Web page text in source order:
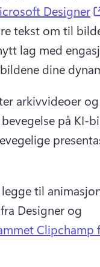
Designer
tekst om til
lag med
dine
arkivvideoer
på KI-
til
Designer og
Clipchamp